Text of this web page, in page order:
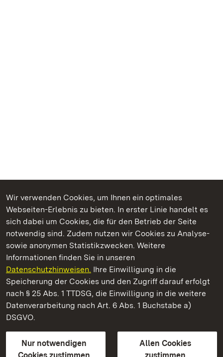
Wir verwenden Cookies, um Ihnen ein optimales
Webseiten-Erlebnis zu bieten. In erster Linie handelt es
sich dabei um Cookies, die für den Betrieb der Seite
notwendig sind. Zudem nutzen wir Cookies zu Analyse-
sowie anonymen Statistikzwecken. Weitere
Informationen finden Sie in unseren
Datenschutzhinweisen. Ihre Einwilligung in die
Speicherung der Cookies und den Zugriff darauf erfolgt
nach § 25 Abs. 1 TTDSG, die Einwilligung in die weitere
Datenverarbeitung nach Art. 6 Abs. 1 Buchstabe a)
DSGVO.
Nur notwendigen
Allen Cookies
Kommen. Staunen. Genießen.
Staatliche Schlösser und Gärten Baden‑Württemberg
Staatliche Schlösser und Gärten Baden-Württemberg
Kontakt
GebärdenspracheLeichte Sprache
Erklärung zur Barrierefreiheit
BITV-konform (geprüfte Seiten)